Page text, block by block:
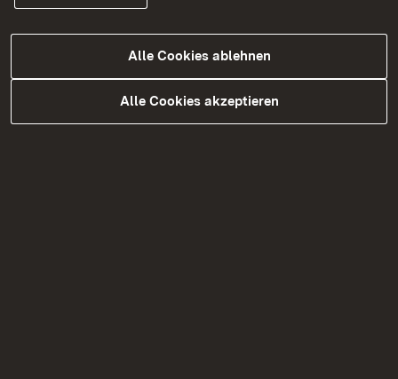
Mastodon
Alle Cookies ablehnen
Alle Cookies akzeptieren